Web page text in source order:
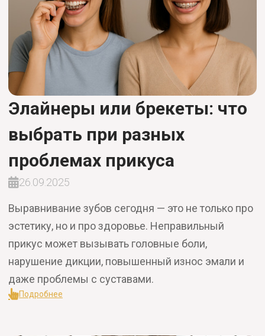
Элайнеры или брекеты: что
выбрать при разных
проблемах прикуса
26.09.2025
Выравнивание зубов сегодня — это не только про
эстетику, но и про здоровье. Неправильный
прикус может вызывать головные боли,
нарушение дикции, повышенный износ эмали и
даже проблемы с суставами.
Подробнее